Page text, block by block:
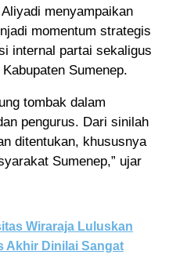
menyampaikan
momentum strategis
internal partai sekaligus
Sumenep.
tombak dalam
pengurus. Dari sinilah
ditentukan, khususnya
Sumenep,” ujar
Wiraraja Luluskan
Akhir Dinilai Sangat